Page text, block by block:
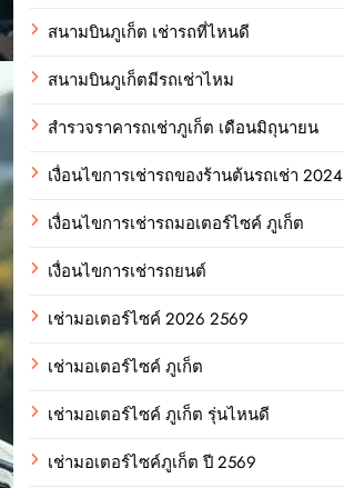
สนามบินภูเก็ต เช่ารถที่ไหนดี
สนามบินภูเก็ตมีรถเช่าไหม
สำรวจราคารถเช่าภูเก็ต เดือนมิถุนายน
เงื่อนไขการเช่ารถของร้านต้นรถเช่า 2024
เงื่อนไขการเช่ารถมอเตอร์ไซค์ ภูเก็ต
เงื่อนไขการเช่ารถยนต์
เช่ามอเตอร์ไซค์ 2026 2569
เช่ามอเตอร์ไซค์ ภูเก็ต
เช่ามอเตอร์ไซค์ ภูเก็ต รุ่นไหนดี
เช่ามอเตอร์ไซค์ภูเก็ต ปี 2569